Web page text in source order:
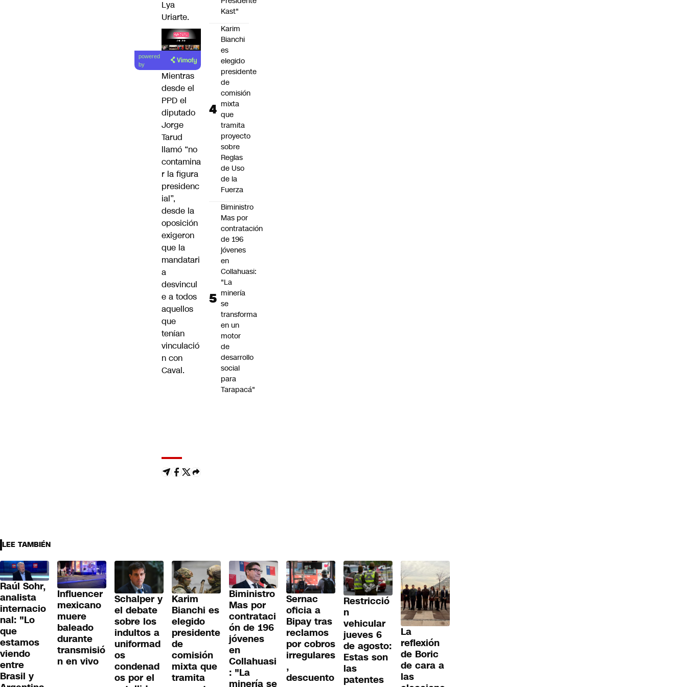
Lya
Uriarte.
Lea el
artículo
powered
by
Mientras
desde el
PPD el
diputado
Jorge
Tarud
llamó “no
contamina
r la figura
presidenc
ial”,
desde la
oposición
exigeron
que la
mandatari
a
desvincul
e a todos
aquellos
que
tenían
vinculació
n con
Caval.
Kast"
Karim
Bianchi
es
elegido
presidente
de
comisión
mixta
que
tramita
proyecto
sobre
Reglas
de Uso
de la
Fuerza
Biministro
Mas por
contratación
de 196
jóvenes
en
Collahuasi:
"La
minería
se
transforma
en un
motor
de
desarrollo
social
para
Tarapacá"
LEE TAMBIÉN
Raúl Sohr,
analista
internacio
nal: "Lo
que
estamos
viendo
entre
Brasil y
Influencer
mexicano
muere
baleado
durante
transmisió
n en vivo
Schalper y
el debate
sobre los
indultos a
uniformad
os
condenad
os por el
Karim
Bianchi es
elegido
presidente
de
comisión
mixta que
tramita
Biministro
Mas por
contrataci
ón de 196
jóvenes
en
Collahuasi
: "La
minería se
Sernac
oficia a
Bipay tras
reclamos
por cobros
irregulares
,
descuento
Restricció
n
vehicular
jueves 6
de agosto:
Estas son
las
patentes
La
reflexión
de Boric
de cara a
las